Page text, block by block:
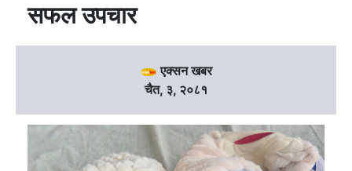
सफल उपचार
एक्सन खबर
चैत, ३, २०८१